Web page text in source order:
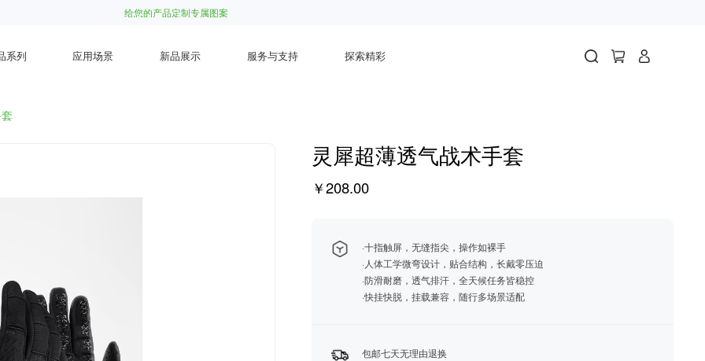
给您的产品定制专属图案
系列 应用场景 新品展示 服务与支持 探索精彩
灵犀超薄透气战术手套
￥208.00
·十指触屏，无缝指尖，操作如裸手
·人体工学微弯设计，贴合结构，长戴零压迫
·防滑耐磨，透气排汗，全天候任务皆稳控
·快挂快脱，挂载兼容，随行多场景适配
包邮七天无理由退换